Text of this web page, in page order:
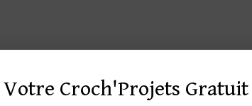
Votre Croch'Projets